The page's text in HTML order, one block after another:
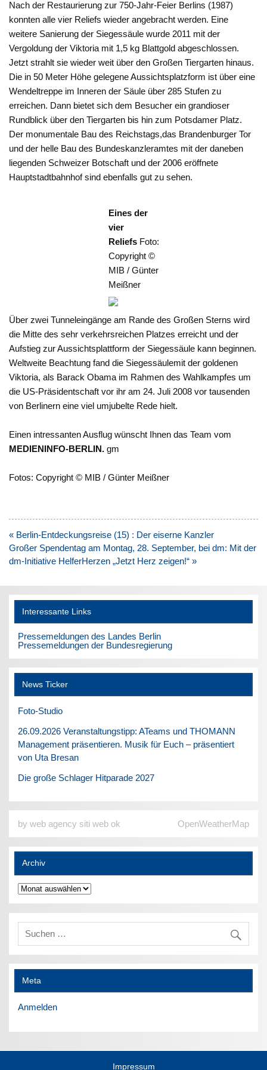
Nach der Restaurierung zur 750-Jahr-Feier Berlins (1987)
konnten alle vier Reliefs wieder angebracht werden. Eine
weitere Sanierung der Siegessäule wurde 2011 mit der
Vergoldung der Viktoria mit 1,5 kg Blattgold abgeschlossen.
Jetzt strahlt sie wieder weit über den Großen Tiergarten hinaus.
Die in 50 Meter Höhe gelegene Aussichtsplatzform ist über eine
Wendeltreppe im Inneren der Säule über 285 Stufen zu
erreichen. Dann bietet sich dem Besucher ein grandioser
Rundblick über den Tiergarten bis hin zum Potsdamer Platz.
Der monumentale Bau des Reichstags,das Brandenburger Tor
und der helle Bau des Bundeskanzleramtes mit der daneben
liegenden Schweizer Botschaft und der 2006 eröffnete
Hauptstadtbahnhof sind ebenfalls gut zu sehen.
Eines der
vier
Reliefs Foto:
Copyright ©
MIB / Günter
Meißner
Über zwei Tunneleingänge am Rande des Großen Sterns wird
die Mitte des sehr verkehrsreichen Platzes erreicht und der
Aufstieg zur Aussichtsplattform der Siegessäule kann beginnen.
Weltweite Beachtung fand die Siegessäulemit der goldenen
Viktoria, als Barack Obama im Rahmen des Wahlkampfes um
die US-Präsidentschaft vor ihr am 24. Juli 2008 vor tausenden
von Berlinern eine viel umjubelte Rede hielt.
Einen intressanten Ausflug wünscht Ihnen das Team vom
MEDIENINFO-BERLIN. gm
Fotos: Copyright © MIB / Günter Meißner
Beitragsnavigation
« Berlin-Entdeckungsreise (15) : Der eiserne Kanzler
Großer Spendentag am Montag, 28. September, bei dm: Mit der
dm-Initiative HelferHerzen „Jetzt Herz zeigen!“ »
Interessante Links
Pressemeldungen des Landes Berlin
Pressemeldungen der Bundesregierung
News Ticker
Foto-Studio
26.09.2026 Veranstaltungstipp: ATeams und THOMANN
Management präsentieren. Musik für Euch – präsentiert
von Uta Bresan
Die große Schlager Hitparade 2027
by web agency siti web ok OpenWeatherMap
Archiv
Archiv
Meta
Anmelden
Impressum